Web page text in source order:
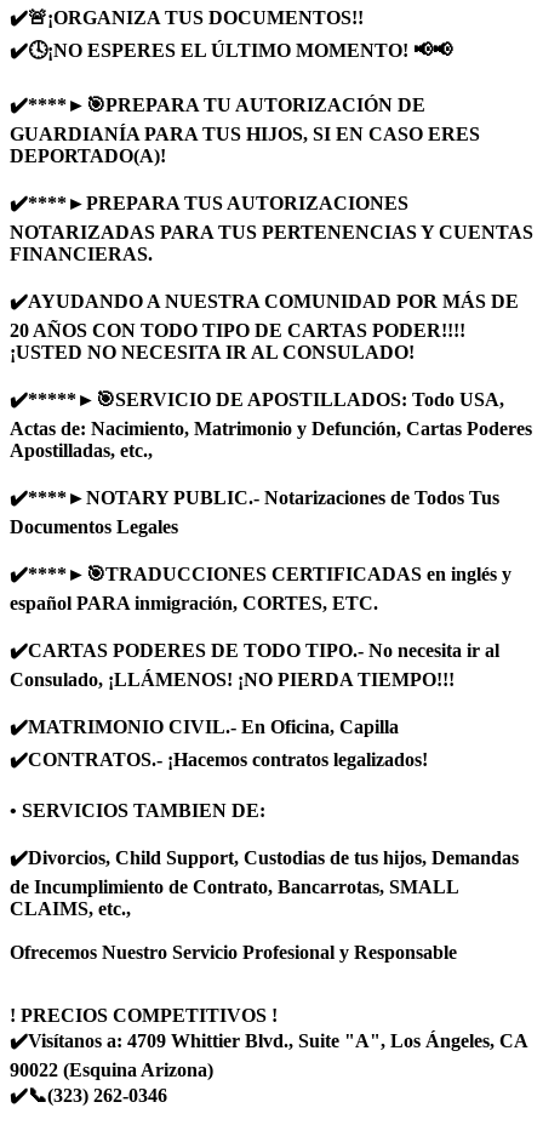
✔️🚨¡ORGANIZA TUS DOCUMENTOS!!
✔️🕓¡NO ESPERES EL ÚLTIMO MOMENTO! 📢📢
✔️****►🎯PREPARA TU AUTORIZACIÓN DE
GUARDIANÍA PARA TUS HIJOS, SI EN CASO ERES
DEPORTADO(A)!
✔️****►PREPARA TUS AUTORIZACIONES
NOTARIZADAS PARA TUS PERTENENCIAS Y CUENTAS
FINANCIERAS.
✔️AYUDANDO A NUESTRA COMUNIDAD POR MÁS DE
20 AÑOS CON TODO TIPO DE CARTAS PODER!!!!
¡USTED NO NECESITA IR AL CONSULADO!
✔️*****►🎯SERVICIO DE APOSTILLADOS: Todo USA,
Actas de: Nacimiento, Matrimonio y Defunción, Cartas Poderes
Apostilladas, etc.,
✔️****►NOTARY PUBLIC.- Notarizaciones de Todos Tus
Documentos Legales
✔️****►🎯TRADUCCIONES CERTIFICADAS en inglés y
español PARA inmigración, CORTES, ETC.
✔️CARTAS PODERES DE TODO TIPO.- No necesita ir al
Consulado, ¡LLÁMENOS! ¡NO PIERDA TIEMPO!!!
✔️MATRIMONIO CIVIL.- En Oficina, Capilla
✔️CONTRATOS.- ¡Hacemos contratos legalizados!
• SERVICIOS TAMBIEN DE:
✔️Divorcios, Child Support, Custodias de tus hijos, Demandas
de Incumplimiento de Contrato, Bancarrotas, SMALL
CLAIMS, etc.,
Ofrecemos Nuestro Servicio Profesional y Responsable
! PRECIOS COMPETITIVOS !
✔️Visítanos a: 4709 Whittier Blvd., Suite "A", Los Ángeles, CA
90022 (Esquina Arizona)
✔️📞(323) 262-0346